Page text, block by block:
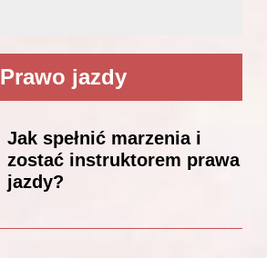
Prawo jazdy
Jak spełnić marzenia i
zostać instruktorem prawa
jazdy?